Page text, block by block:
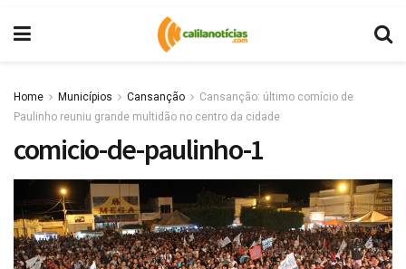
Home Municípios Cansanção
Cansanção: último comício de
Paulinho reuniu grande multidão no centro da cidade
comicio-de-paulinho-1